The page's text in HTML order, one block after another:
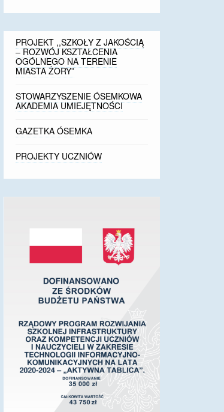
PROJEKT ,,SZKOŁY Z JAKOŚCIĄ
– ROZWÓJ KSZTAŁCENIA
OGÓLNEGO NA TERENIE
MIASTA ŻORY”
STOWARZYSZENIE ÓSEMKOWA
AKADEMIA UMIEJĘTNOŚCI
GAZETKA ÓSEMKA
PROJEKTY UCZNIÓW